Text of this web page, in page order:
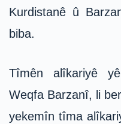
Kurdistanê û
biba.
Tîmên alîkariyê
Weqfa Barzanî, li
yekemîn tîma